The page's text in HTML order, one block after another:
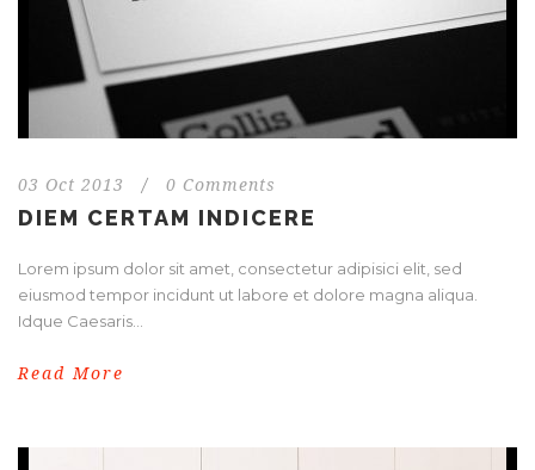
03 Oct 2013 / 0 Comments
DIEM CERTAM INDICERE
Lorem ipsum dolor sit amet, consectetur adipisici elit, sed
eiusmod tempor incidunt ut labore et dolore magna aliqua.
Idque Caesaris...
Read More